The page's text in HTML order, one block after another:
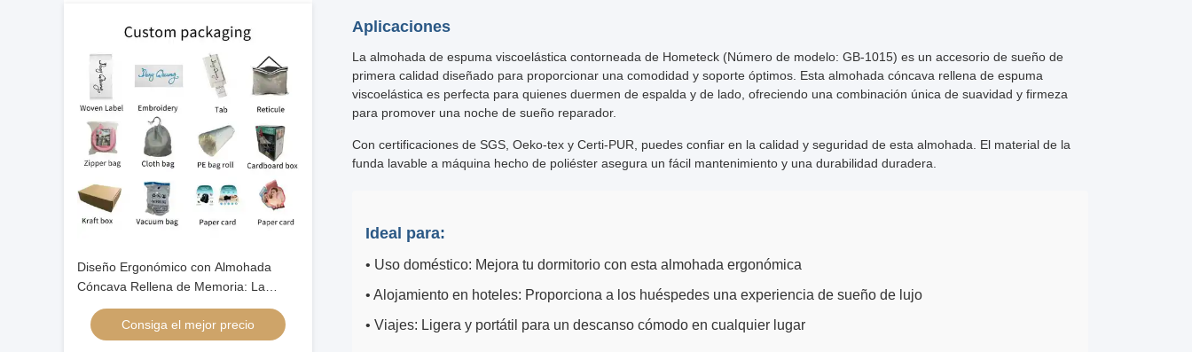
Diseño Ergonómico con Almohada
Cóncava Rellena de Memoria: La
Solución Definitiva para una Noche de
Sueño Reparador
Consiga el mejor precio
Aplicaciones
La almohada de espuma viscoelástica contorneada de Hometeck (Número de modelo: GB-1015) es un accesorio de sueño de
primera calidad diseñado para proporcionar una comodidad y soporte óptimos. Esta almohada cóncava rellena de espuma
viscoelástica es perfecta para quienes duermen de espalda y de lado, ofreciendo una combinación única de suavidad y firmeza
para promover una noche de sueño reparador.
Con certificaciones de SGS, Oeko-tex y Certi-PUR, puedes confiar en la calidad y seguridad de esta almohada. El material de la
funda lavable a máquina hecho de poliéster asegura un fácil mantenimiento y una durabilidad duradera.
Ideal para:
• Uso doméstico: Mejora tu dormitorio con esta almohada ergonómica
• Alojamiento en hoteles: Proporciona a los huéspedes una experiencia de sueño de lujo
• Viajes: Ligera y portátil para un descanso cómodo en cualquier lugar